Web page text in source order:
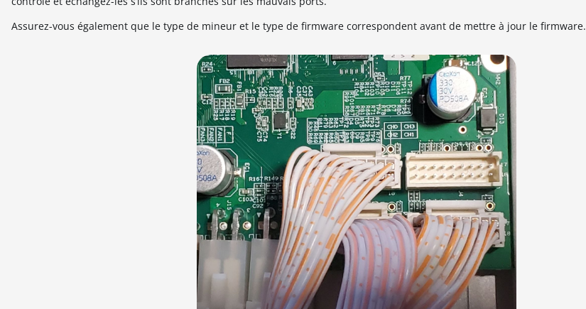
Assurez-vous également que le type de mineur et le type de firmware correspondent avant de mettre à jour le firmware.